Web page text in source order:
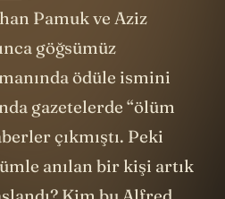
Pamuk ve Aziz
göğsümüz
ödüle ismini
gazetelerde “ölüm
çıkmıştı. Peki
anılan bir kişi artık